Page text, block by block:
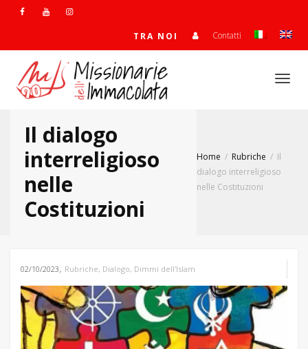
TRA NOI Contatti
Il dialogo
interreligioso
nelle
Costituzioni
Home Rubriche
Il
dialogo interreligioso
nelle Costituzioni
02/10/2023, Rubriche, Dialogo, Dimmi dell'Islam